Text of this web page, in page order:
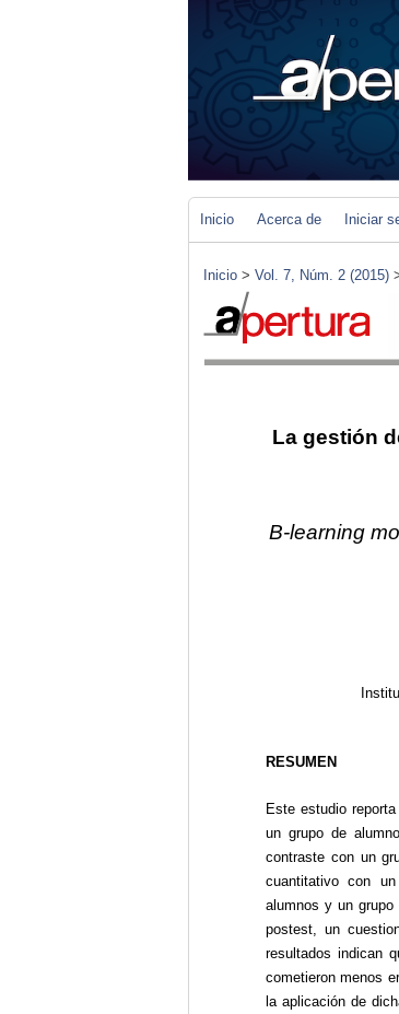
Inicio Acerca de Iniciar
Inicio > Vol. 7, Núm. 2 (2015)
La gestión
B-learning
RESUMEN
Este estudio
un grupo de
contraste con un
cuantitativo con
alumnos y un
postest, un
resultados indican
cometieron menos
la aplicación de